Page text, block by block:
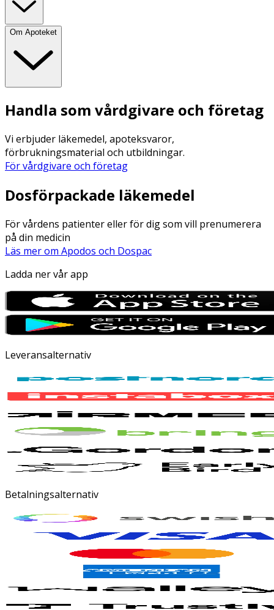
Om Apoteket
Handla som vårdgivare och företag
Vi erbjuder läkemedel, apoteksvaror,
förbrukningsmaterial och utbildningar.
För vårdgivare och företag
Dosförpackade läkemedel
För vårdens patienter eller för dig som vill prenumerera
på din medicin
Läs mer om Apodos och Dospac
Ladda ner vår app
Leveransalternativ
Betalningsalternativ